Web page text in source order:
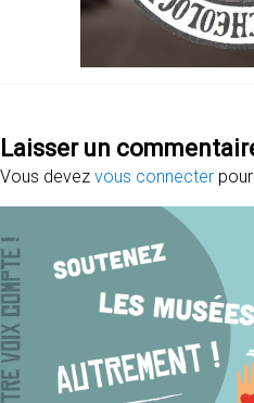
Laisser un
Vous devez vous connecter